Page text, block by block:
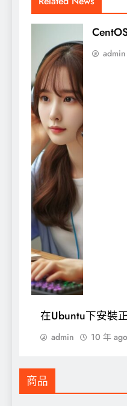
admin
在Ubuntu下安裝
admin 10 年 ago
商品